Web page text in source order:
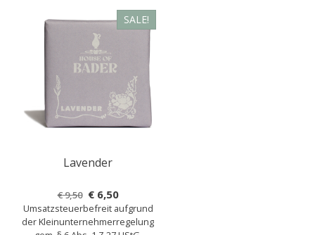
SALE!
Lavender
€9,50 Ursprünglicher
Preis
war:
€6,50Aktueller
Preis
ist:
Umsatzsteuerbefreit aufgrund
der Kleinunternehmerregelung